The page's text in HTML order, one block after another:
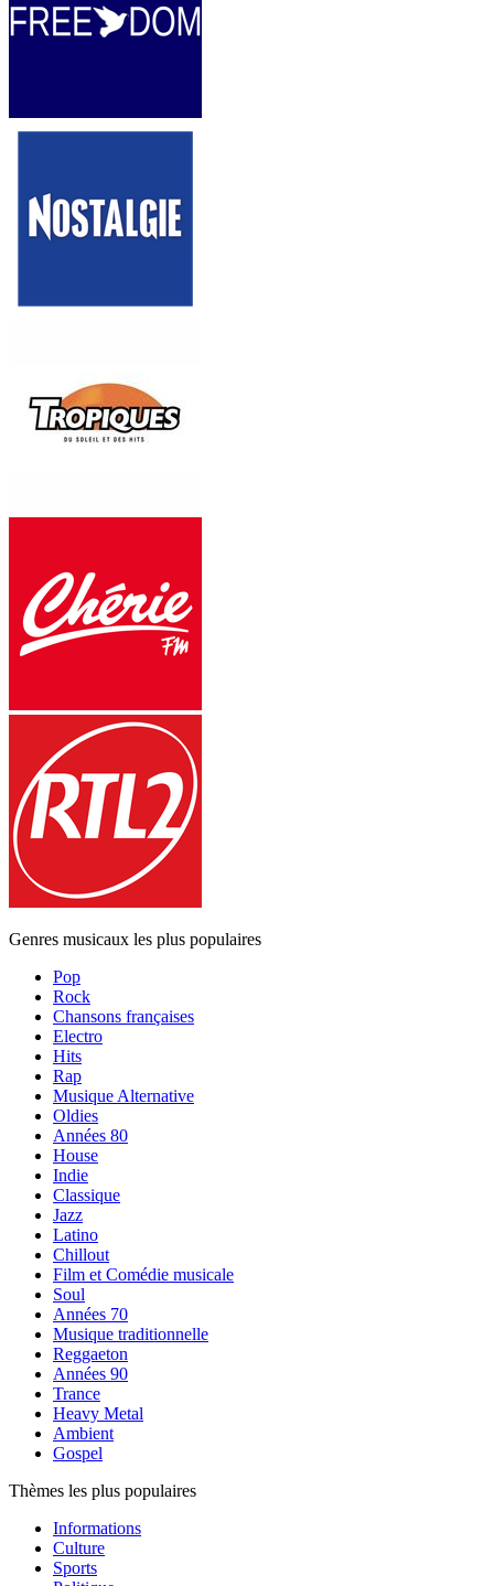
Genres musicaux les plus populaires
Pop
Rock
Chansons françaises
Electro
Hits
Rap
Musique Alternative
Oldies
Années 80
House
Indie
Classique
Jazz
Latino
Chillout
Film et Comédie musicale
Soul
Années 70
Musique traditionnelle
Reggaeton
Années 90
Trance
Heavy Metal
Ambient
Gospel
Thèmes les plus populaires
Informations
Culture
Sports